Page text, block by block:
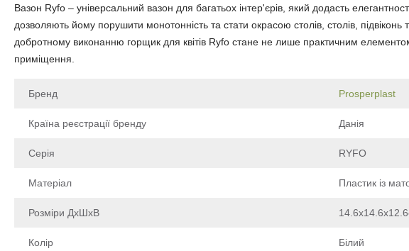
Вазон Ryfo – універсальний вазон для багатьох інтер'єрів, який додасть
дозволяють йому порушити монотонність та стати окрасою столів, столів,
добротному виконанню горщик для квітів Ryfo стане не лише практичним
приміщення.
Бренд Prosperplast
Країна реєстрації бренду Данія
Серія RYFO
Матеріал Пластик із
Розміри ДхШхВ
Колір Білий